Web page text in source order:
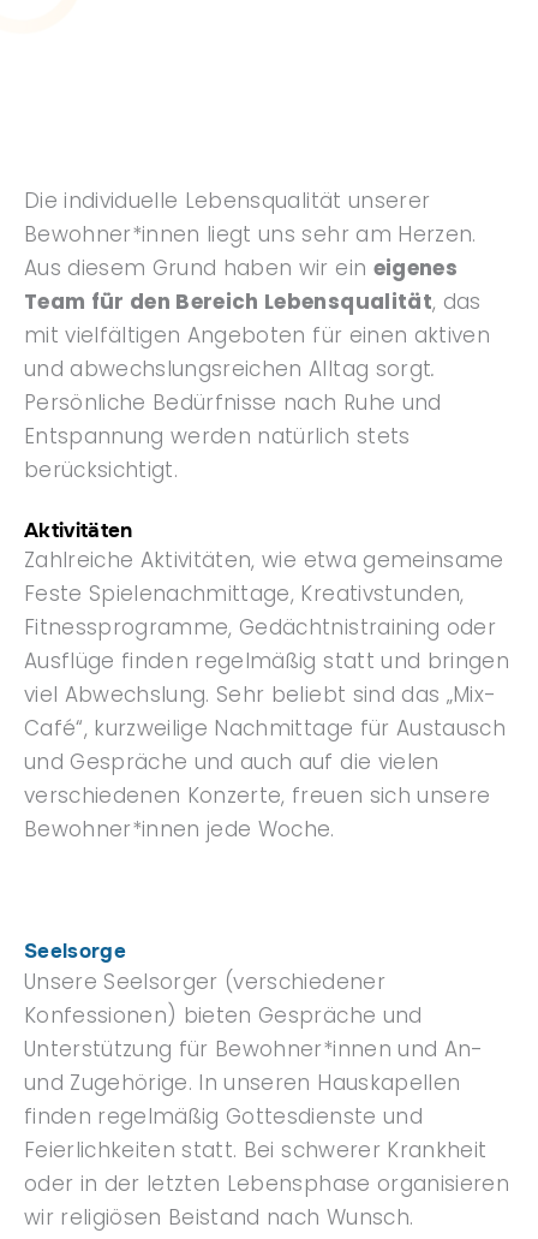
Die individuelle Lebensqualität unserer
Bewohner*innen liegt uns sehr am Herzen.
Aus diesem Grund haben wir ein eigenes
Team für den Bereich Lebensqualität, das
mit vielfältigen Angeboten für einen aktiven
und abwechslungsreichen Alltag sorgt.
Persönliche Bedürfnisse nach Ruhe und
Entspannung werden natürlich stets
berücksichtigt.
Aktivitäten
Zahlreiche Aktivitäten, wie etwa gemeinsame
Feste Spielenachmittage, Kreativstunden,
Fitnessprogramme, Gedächtnistraining oder
Ausflüge finden regelmäßig statt und bringen
viel Abwechslung. Sehr beliebt sind das „Mix-
Café“, kurzweilige Nachmittage für Austausch
und Gespräche und auch auf die vielen
verschiedenen Konzerte, freuen sich unsere
Bewohner*innen jede Woche.
Seelsorge
Unsere Seelsorger (verschiedener
Konfessionen) bieten Gespräche und
Unterstützung für Bewohner*innen und An-
und Zugehörige. In unseren Hauskapellen
finden regelmäßig Gottesdienste und
Feierlichkeiten statt. Bei schwerer Krankheit
oder in der letzten Lebensphase organisieren
wir religiösen Beistand nach Wunsch.